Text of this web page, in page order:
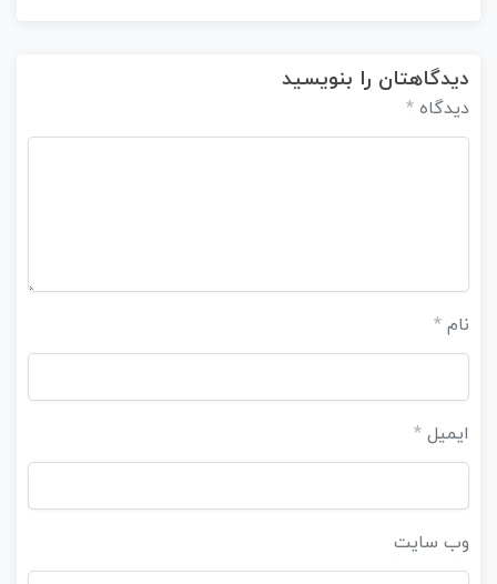
دیدگاهتان را بنویسید
دیدگاه *
نام *
ایمیل *
وب‌ سایت